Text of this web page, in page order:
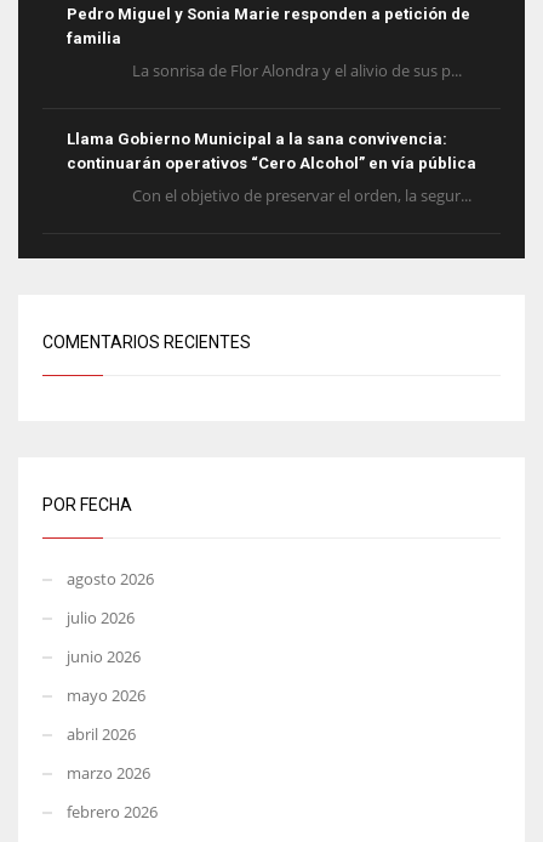
Pedro Miguel y Sonia Marie responden a petición de
familia
La sonrisa de Flor Alondra y el alivio de sus p...
Llama Gobierno Municipal a la sana convivencia:
continuarán operativos “Cero Alcohol” en vía pública
Con el objetivo de preservar el orden, la segur...
COMENTARIOS RECIENTES
POR FECHA
agosto 2026
julio 2026
junio 2026
mayo 2026
abril 2026
marzo 2026
febrero 2026